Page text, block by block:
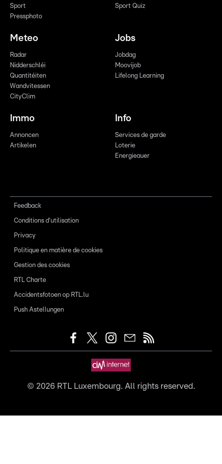
Sport
Pressphoto
Sport Quiz
Meteo
Radar
Nidderschléi
Quantitéiten
Wandvitessen
CityClim
Jobs
Jobdag
Moovijob
Lifelong Learning
Immo
Annoncen
Artikelen
Info
Services de garde
Loterie
Energieauer
Feedback
Conditions d'utilisation
Privacy
Politique en matière de cookies
Gestion des cookies
RTL Charte
Accidentsfotoen op RTL.lu
Push Astellungen
© 2026RTL Luxembourg. All rights reserved.